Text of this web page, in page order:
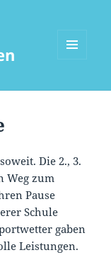
WIDGETS
Die 2., 3.
Weg zum
Pause
Schule
gaben
Leistungen.